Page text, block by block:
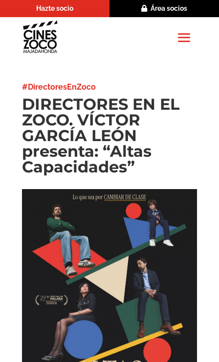
Hazte socio Área socios
#DirectoresEnZoco
DIRECTORES EN EL
ZOCO. VÍCTOR
GARCÍA LEÓN
presenta: “Altas
Capacidades”